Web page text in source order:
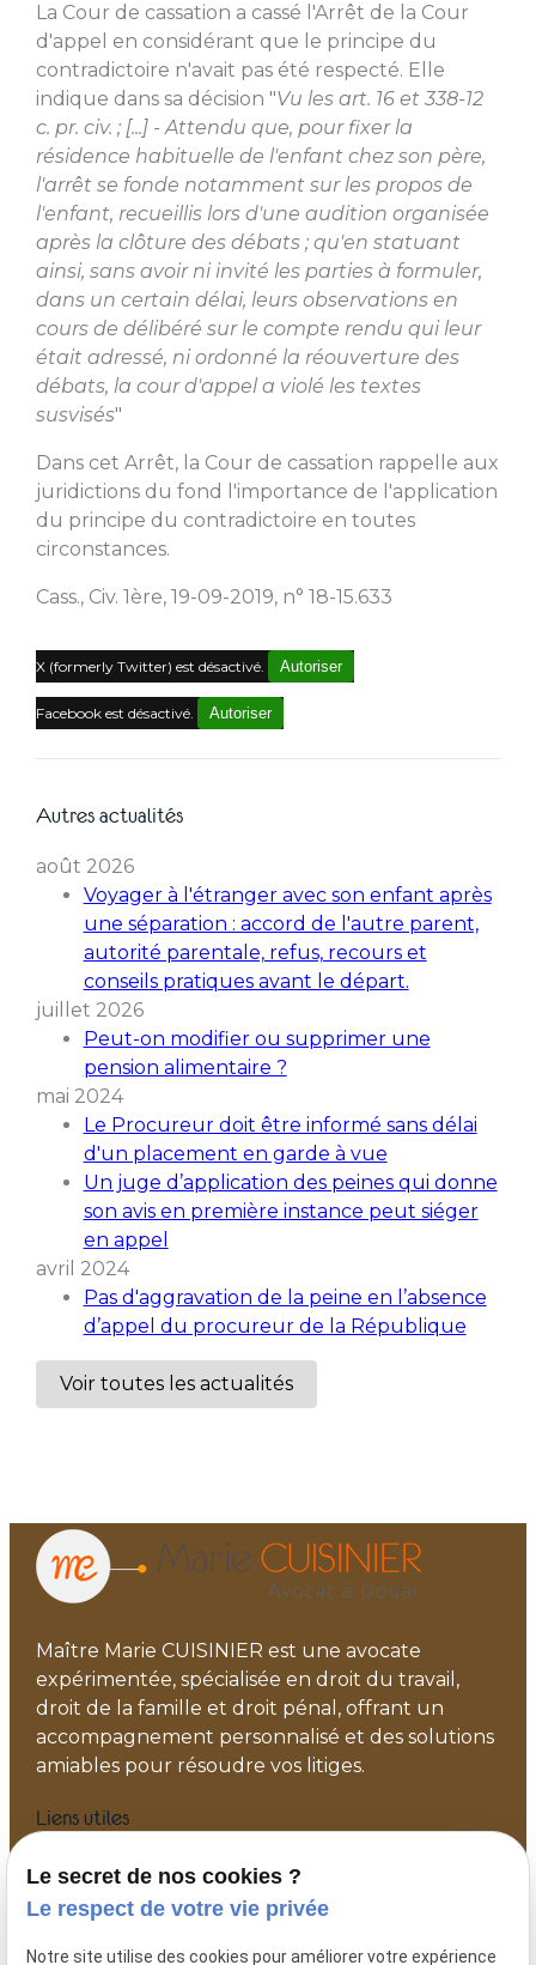
La Cour de cassation a cassé l'Arrêt de la Cour
d'appel en considérant que le principe du
contradictoire n'avait pas été respecté. Elle
indique dans sa décision "Vu les art. 16 et 338-12
c. pr. civ. ; [...] - Attendu que, pour fixer la
résidence habituelle de l'enfant chez son père,
l'arrêt se fonde notamment sur les propos de
l'enfant, recueillis lors d'une audition organisée
après la clôture des débats ; qu'en statuant
ainsi, sans avoir ni invité les parties à formuler,
dans un certain délai, leurs observations en
cours de délibéré sur le compte rendu qui leur
était adressé, ni ordonné la réouverture des
débats, la cour d'appel a violé les textes
susvisés"
Dans cet Arrêt, la Cour de cassation rappelle aux
juridictions du fond l'importance de l'application
du principe du contradictoire en toutes
circonstances.
Cass., Civ. 1ère, 19-09-2019, n° 18-15.633
X (formerly Twitter) est désactivé. Autoriser
Facebook est désactivé. Autoriser
Autres actualités
août 2026
Voyager à l'étranger avec son enfant après
une séparation : accord de l'autre parent,
autorité parentale, refus, recours et
conseils pratiques avant le départ.
juillet 2026
Peut-on modifier ou supprimer une
pension alimentaire ?
mai 2024
Le Procureur doit être informé sans délai
d'un placement en garde à vue
Un juge d’application des peines qui donne
son avis en première instance peut siéger
en appel
avril 2024
Pas d'aggravation de la peine en l’absence
d’appel du procureur de la République
Voir toutes les actualités
Maître Marie CUISINIER est une avocate
expérimentée, spécialisée en droit du travail,
droit de la famille et droit pénal, offrant un
accompagnement personnalisé et des solutions
amiables pour résoudre vos litiges.
Liens utiles
Accueil
Votre avocat
Contact
Le secret de nos cookies ?
Le respect de votre vie privée
Notre site utilise des cookies pour améliorer votre expérience